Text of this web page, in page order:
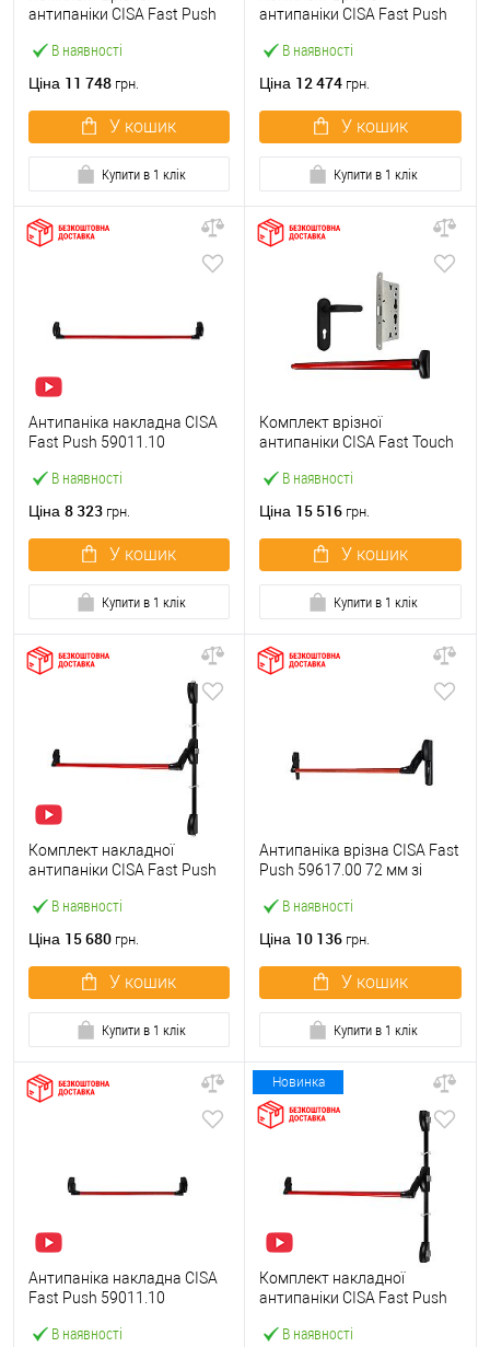
В наявності
антипаніки CISA Fast Push
із замком та ручкою
Ціна 11 748 грн.
У кошик
Купити в 1 клік
В наявності
антипаніки CISA Fast Push
червоний із замком та
Ціна 12 474 грн.
У кошик
Купити в 1 клік
В наявності
Антипаніка накладна CISA
Fast Push 59011.10
штангою 1200 мм червона
Ціна 8 323 грн.
У кошик
Купити в 1 клік
В наявності
Комплект врізної
антипаніки CISA Fast Touch
із замком та ручкою
Ціна 15 516 грн.
У кошик
Купити в 1 клік
В наявності
Комплект накладної
антипаніки CISA Fast Push
точковий вверх-вниз
Ціна 15 680 грн.
У кошик
Купити в 1 клік
В наявності
Антипаніка врізна CISA Fast
Push 59617.00 72 мм зі
Ціна 10 136 грн.
У кошик
Купити в 1 клік
В наявності
Антипаніка накладна CISA
Fast Push 59011.10
штангою 900 мм червона
Новинка
В наявності
Комплект накладної
антипаніки CISA Fast Push
точковий вбік червона